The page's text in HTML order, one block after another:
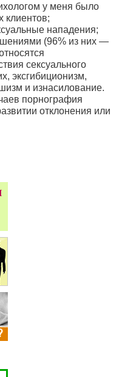
у меня было
клиентов;
нападения;
(96% из них —
сексуального
эксгибиционизм,
и изнасилование.
порнография
отклонения или